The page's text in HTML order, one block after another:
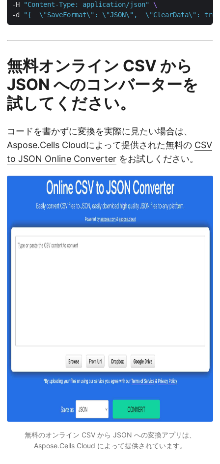
-H
"Content-Type: application/json"
-d
"{  \"SaveFormat\": \"JSON\",  \"ClearData\":
無料オンライン CSV から
JSON へのコンバーターを
試してください。
コードを書かずに変換を実際に見たい場合は、
Aspose.Cells Cloudによって提供された無料の CSV
to JSON Online Converter をお試しください。
無料のオンライン CSV から JSON への変換アプリは、
Aspose.Cells Cloud によって提供されています。